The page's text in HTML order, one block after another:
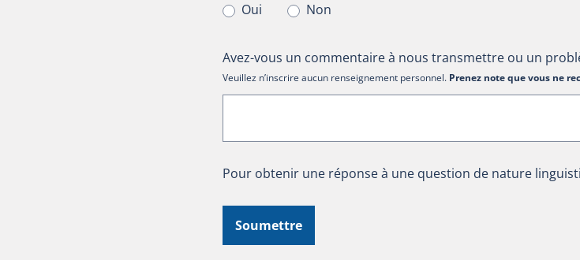
Oui
Non
Avez-vous un commentaire à nous transmettre ou un
Veuillez n’inscrire aucun renseignement personnel. Prenez note que vous ne
Pour obtenir une réponse à une question de nature
Soumettre